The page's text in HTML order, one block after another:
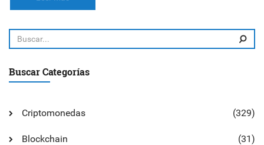
Buscar Categorías
Criptomonedas (329)
Blockchain (31)